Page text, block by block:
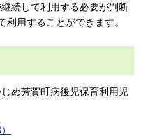
続して利用する必要が判断
利用することができます。
め芳賀町病後児保育利用児